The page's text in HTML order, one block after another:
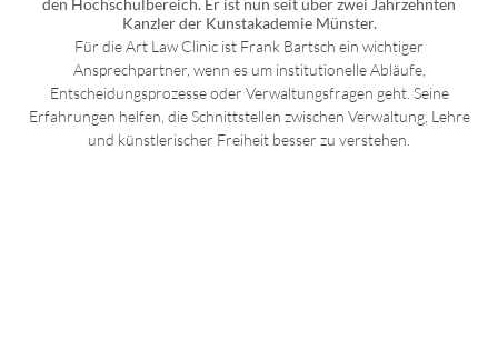
den Hochschulbereich. Er ist nun seit über zwei Jahrzehnten
Kanzler der Kunstakademie Münster.
Für die Art Law Clinic ist Frank Bartsch ein wichtiger
Ansprechpartner, wenn es um institutionelle Abläufe,
Entscheidungsprozesse oder Verwaltungsfragen geht. Seine
Erfahrungen helfen, die Schnittstellen zwischen Verwaltung, Lehre
und künstlerischer Freiheit besser zu verstehen.